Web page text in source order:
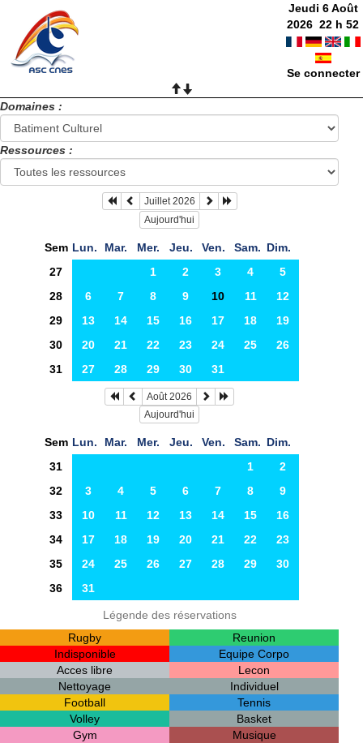
Jeudi 6 Août
2026 22 h52
Se connecter
Domaines :
Ressources :
Juillet 2026
Aujourd'hui
Sem Lun. Mar. Mer. Jeu. Ven. Sam. Dim.
27
1 2 3 4
5
28
6 7 8 9 10 11
12
29
13 14 15 16 17 18
19
30
20 21 22 23 24 25
26
31
27 28 29 30 31
Août 2026
Aujourd'hui
Sem Lun. Mar. Mer. Jeu. Ven. Sam. Dim.
31
1
2
32
3 4 5 6 7 8
9
33
10 11 12 13 14 15
16
34
17 18 19 20 21 22
23
35
24 25 26 27 28 29
30
36
31
Légende des réservations
Rugby
Reunion
Indisponible
Equipe Corpo
Acces libre
Lecon
Nettoyage
Individuel
Football
Tennis
Volley
Basket
Gym
Musique